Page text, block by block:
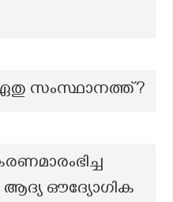
ഏതു സംസ്ഥാനത്ത്?
ആദ്യ ഔദ്യോഗിക